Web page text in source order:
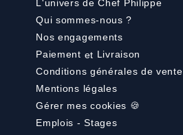
L'univers de Chef Philippe
Qui sommes-nous ?
Nos engagements
Paiement et Livraison
Conditions générales de vente
Mentions légales
Gérer mes cookies 🍪
Emplois - Stages